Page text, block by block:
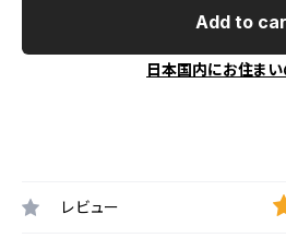
Add to
日本国内にお住ま
レビュー